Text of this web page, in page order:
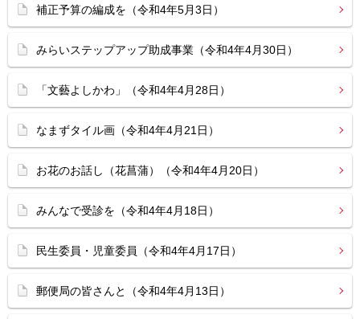
補正予算の編成を（令和4年5月3日）
みらいステップアップ助成事業（令和4年4月30日）
「文藝よしかわ」（令和4年4月28日）
なまずタイル画（令和4年4月21日）
お花のお話し（花菖蒲）（令和4年4月20日）
みんなで受診を（令和4年4月18日）
民生委員・児童委員（令和4年4月17日）
郵便局の皆さんと（令和4年4月13日）